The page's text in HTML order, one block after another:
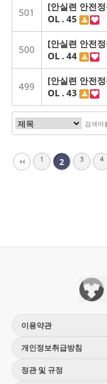
501
[안실련 안전
OL . 45
500
[안실련 안전
OL . 44
499
[안실련 안전
OL . 43
1 2 3 4
이용약관
개인정보취급방침
정관 및 규정